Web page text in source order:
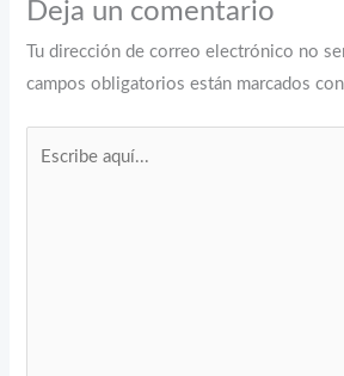
Deja un comentario
Tu dirección de correo electrónico no
campos obligatorios están marcados con